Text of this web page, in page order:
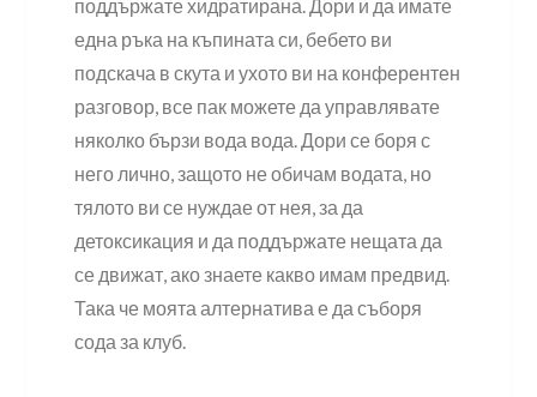
поддържате хидратирана. Дори и да имате
една ръка на къпината си, бебето ви
подскача в скута и ухото ви на конферентен
разговор, все пак можете да управлявате
няколко бързи вода вода. Дори се боря с
него лично, защото не обичам водата, но
тялото ви се нуждае от нея, за да
детоксикация и да поддържате нещата да
се движат, ако знаете какво имам предвид.
Така че моята алтернатива е да съборя
сода за клуб.